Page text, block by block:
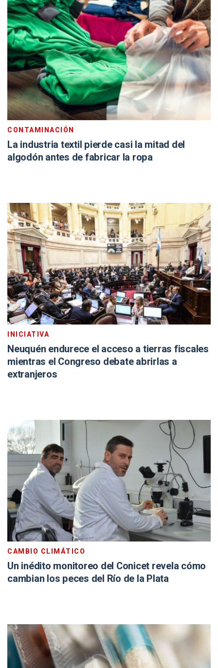
CONTAMINACIÓN
La industria textil pierde casi la mitad del
algodón antes de fabricar la ropa
INICIATIVA
Neuquén endurece el acceso a tierras fiscales
mientras el Congreso debate abrirlas a
extranjeros
CAMBIO CLIMÁTICO
Un inédito monitoreo del Conicet revela cómo
cambian los peces del Río de la Plata